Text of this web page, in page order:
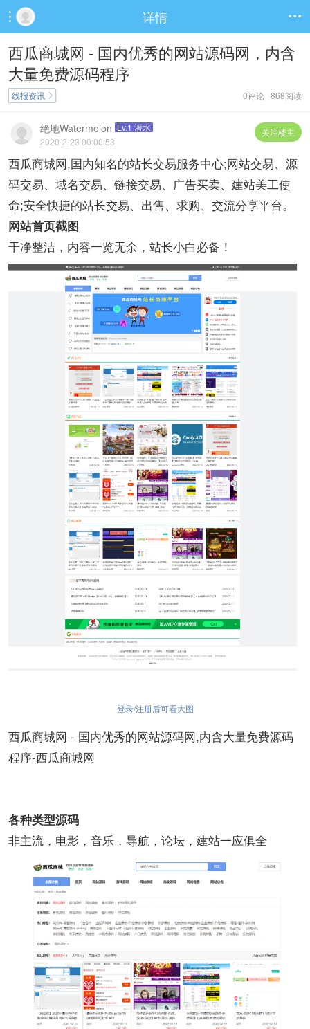
 详情 
西瓜商城网 - 国内优秀的网站源码网，内含
大量免费源码程序
0评论 868阅读
线报资讯 
关注楼主
绝地Watermelon Lv.1 潜水
2020-2-23 00:00:53
西瓜商城网,国内知名的站长交易服务中心;网站交易、源
码交易、域名交易、链接交易、广告买卖、建站美工使
命;安全快捷的站长交易、出售、求购、交流分享平台。
网站首页截图
干净整洁，内容一览无余，站长小白必备！
登录/注册后可看大图
西瓜商城网 - 国内优秀的网站源码网,内含大量免费源码
程序-西瓜商城网
各种类型源码
非主流，电影，音乐，导航，论坛，建站一应俱全